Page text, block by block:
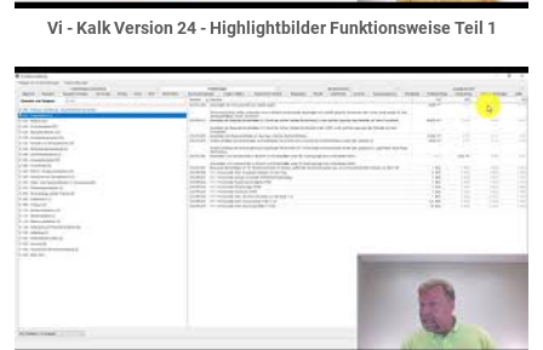
sichtbare Unterzüge
Treppen
Außentreppen
Geländetreppen
Innentreppen
Übungspläne
Vi Plot
Gaubenwände
Vi - Kalk Version 24 - Highlightbilder Funktionsweise Teil 1